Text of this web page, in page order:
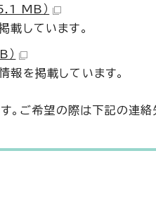
MB）
載しています。
報を掲載しています。
。ご希望の際は下記の連絡